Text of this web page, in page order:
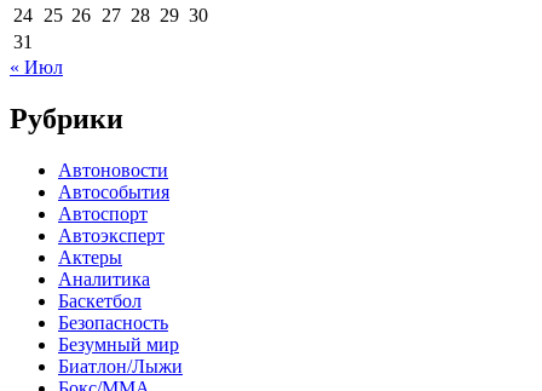
24 25 26 27 28 29 30
31
« Июл
Рубрики
Автоновости
Автособытия
Автоспорт
Автоэксперт
Актеры
Аналитика
Баскетбол
Безопасность
Безумный мир
Биатлон/Лыжи